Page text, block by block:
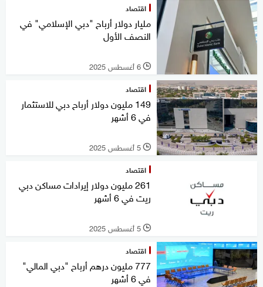
اقتصاد
مليار دولار أرباح "دبي الإسلامي" في
النصف الأول
l 6 أغسطس 2025
اقتصاد
149 مليون دولار أرباح دبي للاستثمار
في 6 أشهر
l 5 أغسطس 2025
اقتصاد
261 مليون دولار إيرادات مساكن دبي
ريت في 6 أشهر
l 5 أغسطس 2025
اقتصاد
777 مليون درهم أرباح "دبي المالي"
في 6 أشهر